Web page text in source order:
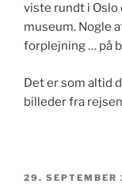
viste rundt i Oslo
museum. Nogle
forplejning … på
Det er som altid
billeder fra
UDGIVET
29. SEPTEMBER